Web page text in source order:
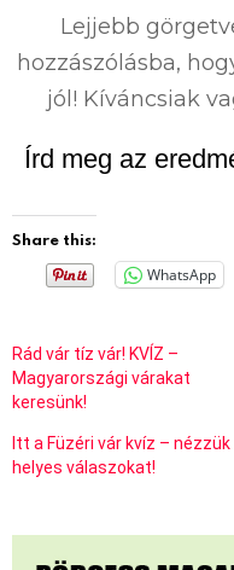
Lejjebb
hozzászólásba,
jól! Kíváncsiak
Írd meg az
Share this:
WhatsApp
Rád vár tíz vár! KVÍZ –
Magyarországi várakat
keresünk!
Itt a Füzéri vár kvíz – nézzük
helyes válaszokat!